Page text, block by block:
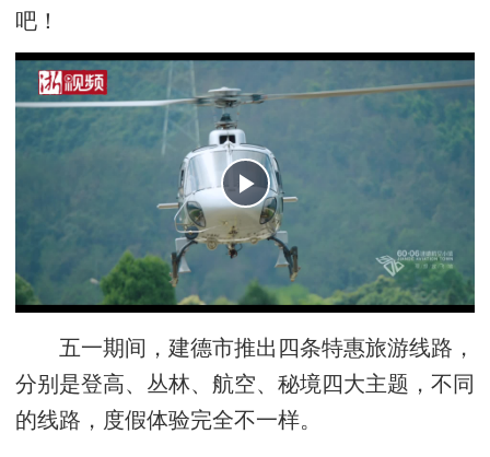
吧！
五一期间，建德市推出四条特惠旅游线路，
分别是登高、丛林、航空、秘境四大主题，不同
的线路，度假体验完全不一样。